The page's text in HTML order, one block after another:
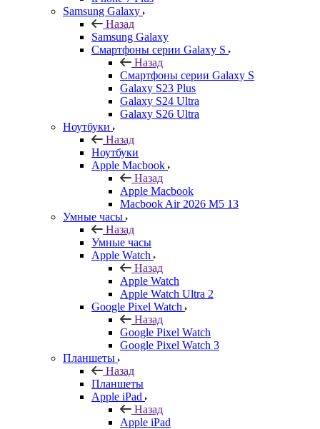
Samsung Galaxy
Назад
Samsung Galaxy
Смартфоны серии Galaxy S
Назад
Смартфоны серии Galaxy S
Galaxy S23 Plus
Galaxy S24 Ultra
Galaxy S26 Ultra
Ноутбуки
Назад
Ноутбуки
Apple Macbook
Назад
Apple Macbook
Macbook Air 2026 M5 13
Умные часы
Назад
Умные часы
Apple Watch
Назад
Apple Watch
Apple Watch Ultra 2
Google Pixel Watch
Назад
Google Pixel Watch
Google Pixel Watch 3
Планшеты
Назад
Планшеты
Apple iPad
Назад
Apple iPad